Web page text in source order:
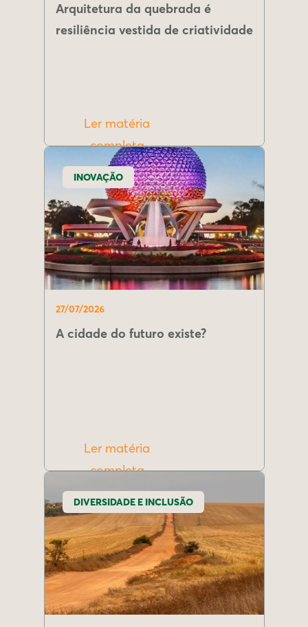
Arquitetura da quebrada é
resiliência vestida de criatividade
Ler matéria
completa
INOVAÇÃO
27/07/2026
A cidade do futuro existe?
Ler matéria
completa
DIVERSIDADE E INCLUSÃO